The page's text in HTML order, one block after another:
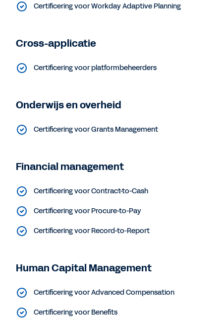
Certificering voor Workday Adaptive Planning
Cross-applicatie
Certificering voor platformbeheerders
Onderwijs en overheid
Certificering voor Grants Management
Financial management
Certificering voor Contract-to-Cash
Certificering voor Procure-to-Pay
Certificering voor Record-to-Report
Human Capital Management
Certificering voor Advanced Compensation
Certificering voor Benefits